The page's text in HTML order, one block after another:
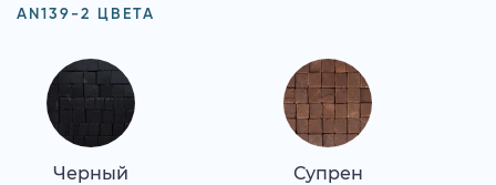
AN139-2 ЦВЕТА
Черный Супрен